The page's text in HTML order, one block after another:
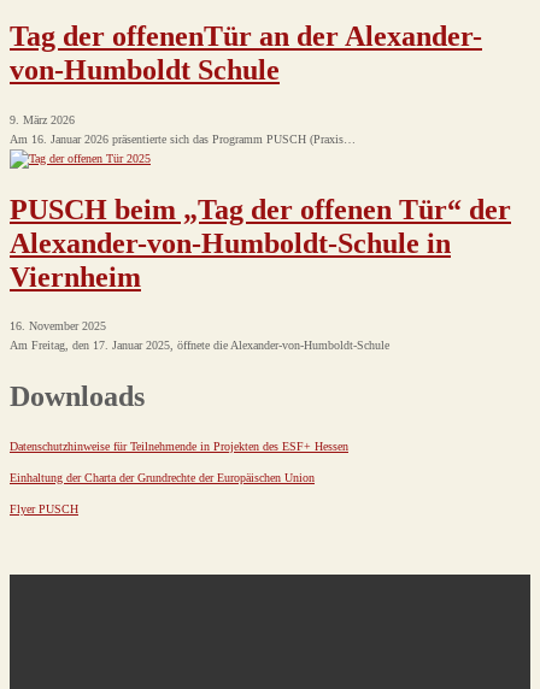
Tag der offenenTür an der Alexander-
von-Humboldt Schule
9. März 2026
Am 16. Januar 2026 präsentierte sich das Programm PUSCH (Praxis…
PUSCH beim „Tag der offenen Tür“ der
Alexander-von-Humboldt-Schule in
Viernheim
16. November 2025
Am Freitag, den 17. Januar 2025, öffnete die Alexander-von-Humboldt-Schule
Downloads
Datenschutzhinweise für Teilnehmende in Projekten des ESF+ Hessen
Einhaltung der Charta der Grundrechte der Europäischen Union
Flyer PUSCH